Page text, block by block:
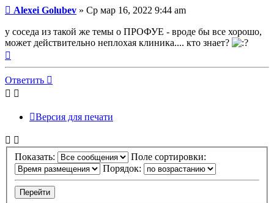
Сообщение
Alexei Golubev » Ср мар 16, 2022 9:44 am
у соседа из такой же темы о ПРОФУЕ - вроде бы все хорошо,
может действительно неплохая клиника.... кто знает?
началу
Ответить
Версия для печати
Показать:
Поле сортировки:
Порядок: